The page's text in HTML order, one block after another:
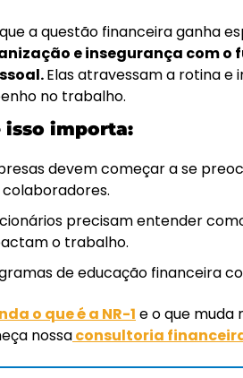
a questão financeira ganha
e insegurança com
Elas atravessam a rotina
no trabalho.
isso importa:
devem começar a se
colaboradores.
precisam entender
o trabalho.
de educação financeira
o que é a NR-1 e o que muda
nossa consultoria